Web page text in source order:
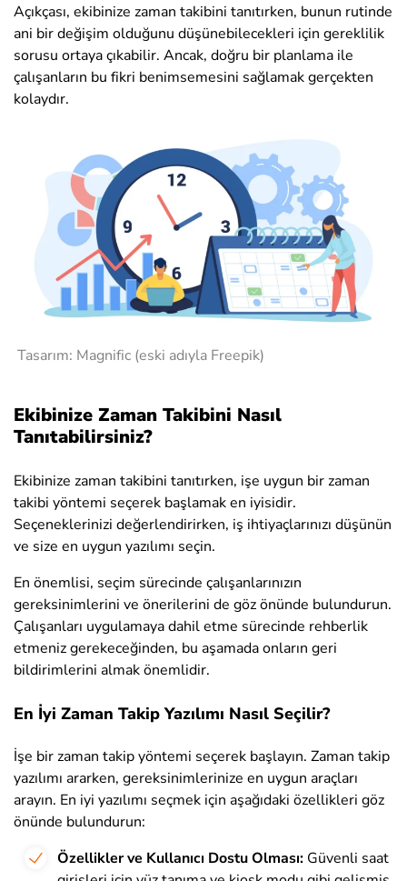
Açıkçası, ekibinize zaman takibini tanıtırken, bunun rutinde
ani bir değişim olduğunu düşünebilecekleri için gereklilik
sorusu ortaya çıkabilir. Ancak, doğru bir planlama ile
çalışanların bu fikri benimsemesini sağlamak gerçekten
kolaydır.
Tasarım: Magnific (eski adıyla Freepik)
Ekibinize Zaman Takibini Nasıl
Tanıtabilirsiniz?
Ekibinize zaman takibini tanıtırken, işe uygun bir zaman
takibi yöntemi seçerek başlamak en iyisidir.
Seçeneklerinizi değerlendirirken, iş ihtiyaçlarınızı düşünün
ve size en uygun yazılımı seçin.
En önemlisi, seçim sürecinde çalışanlarınızın
gereksinimlerini ve önerilerini de göz önünde bulundurun.
Çalışanları uygulamaya dahil etme sürecinde rehberlik
etmeniz gerekeceğinden, bu aşamada onların geri
bildirimlerini almak önemlidir.
En İyi Zaman Takip Yazılımı Nasıl Seçilir?
İşe bir zaman takip yöntemi seçerek başlayın. Zaman takip
yazılımı ararken, gereksinimlerinize en uygun araçları
arayın. En iyi yazılımı seçmek için aşağıdaki özellikleri göz
önünde bulundurun:
Özellikler ve Kullanıcı Dostu Olması: Güvenli saat